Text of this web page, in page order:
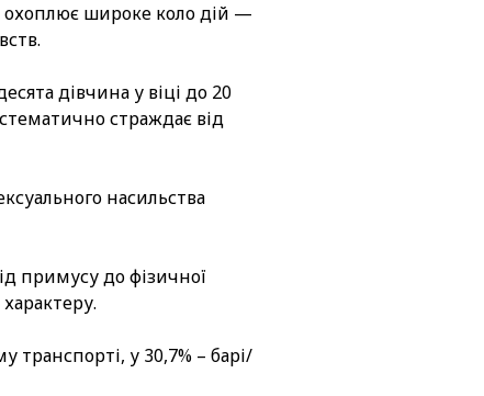
охоплює широке коло дій —
дівчина у віці до 20
страждає від
насильства
примусу до фізичної
транспорті, у 30,7% – барі/